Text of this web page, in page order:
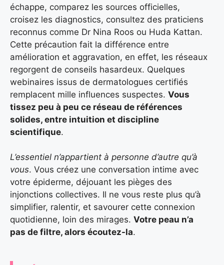
échappe, comparez les sources officielles,
croisez les diagnostics, consultez des praticiens
reconnus comme Dr Nina Roos ou Huda Kattan.
Cette précaution fait la différence entre
amélioration et aggravation, en effet, les réseaux
regorgent de conseils hasardeux. Quelques
webinaires issus de dermatologues certifiés
remplacent mille influences suspectes. Vous
tissez peu à peu ce réseau de références
solides, entre intuition et discipline
scientifique.
L’essentiel n’appartient à personne d’autre qu’à
vous. Vous créez une conversation intime avec
votre épiderme, déjouant les pièges des
injonctions collectives. Il ne vous reste plus qu’à
simplifier, ralentir, et savourer cette connexion
quotidienne, loin des mirages. Votre peau n’a
pas de filtre, alors écoutez-la.